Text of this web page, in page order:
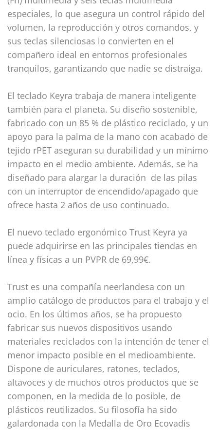
especiales, lo que asegura un control rápido del
volumen, la reproducción y otros comandos, y
sus teclas silenciosas lo convierten en el
compañero ideal en entornos profesionales
tranquilos, garantizando que nadie se distraiga.
El teclado Keyra trabaja de manera inteligente
también para el planeta. Su diseño sostenible,
fabricado con un 85 % de plástico reciclado, y un
apoyo para la palma de la mano con acabado de
tejido rPET aseguran su durabilidad y un mínimo
impacto en el medio ambiente. Además, se ha
diseñado para alargar la duración de las pilas
con un interruptor de encendido/apagado que
ofrece hasta 2 años de uso continuado.
El nuevo teclado ergonómico Trust Keyra ya
puede adquirirse en las principales tiendas en
línea y físicas a un PVPR de 69,99€.
Trust es una compañía neerlandesa con un
amplio catálogo de productos para el trabajo y el
ocio. En los últimos años, se ha propuesto
fabricar sus nuevos dispositivos usando
materiales reciclados con la intención de tener el
menor impacto posible en el medioambiente.
Dispone de auriculares, ratones, teclados,
altavoces y de muchos otros productos que se
componen, en la medida de lo posible, de
plásticos reutilizados. Su filosofía ha sido
galardonada con la Medalla de Oro Ecovadis